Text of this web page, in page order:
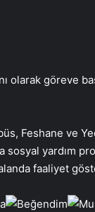
olarak göreve
Feshane ve
sosyal yardım
faaliyet
reklam
düştü
isabet